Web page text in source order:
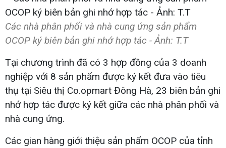
Các nhà phân phối và nhà cung ứng sản phẩm
OCOP ký biên bản ghi nhớ hợp tác - Ảnh: T.T
Tại chương trình đã có 3 hợp đồng của 3 doanh
nghiệp với 8 sản phẩm được ký kết đưa vào tiêu
thụ tại Siêu thị Co.opmart Đông Hà, 23 biên bản ghi
nhớ hợp tác được ký kết giữa các nhà phân phối và
nhà cung ứng.
Các gian hàng giới thiệu sản phẩm OCOP của tỉnh